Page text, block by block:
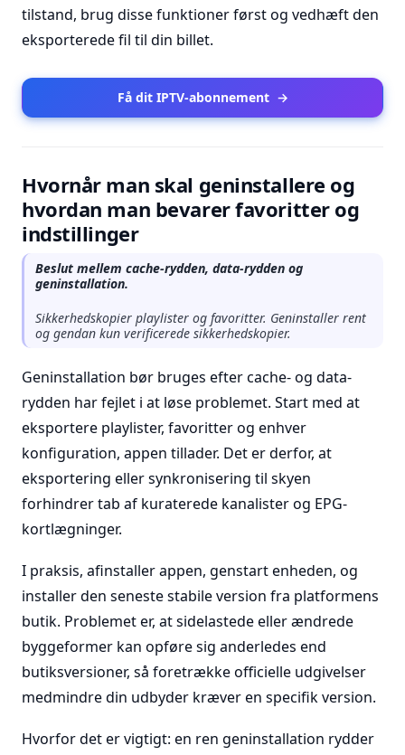
tilstand, brug disse funktioner først og vedhæft den
eksporterede fil til din billet.
Få dit IPTV-abonnement →
Hvornår man skal geninstallere og
hvordan man bevarer favoritter og
indstillinger
Beslut mellem cache-rydden, data-rydden og
geninstallation.
Sikkerhedskopier playlister og favoritter. Geninstaller rent
og gendan kun verificerede sikkerhedskopier.
Geninstallation bør bruges efter cache- og data-
rydden har fejlet i at løse problemet. Start med at
eksportere playlister, favoritter og enhver
konfiguration, appen tillader. Det er derfor, at
eksportering eller synkronisering til skyen
forhindrer tab af kuraterede kanalister og EPG-
kortlægninger.
I praksis, afinstaller appen, genstart enheden, og
installer den seneste stabile version fra platformens
butik. Problemet er, at sidelastede eller ændrede
byggeformer kan opføre sig anderledes end
butiksversioner, så foretrække officielle udgivelser
medmindre din udbyder kræver en specifik version.
Hvorfor det er vigtigt: en ren geninstallation rydder